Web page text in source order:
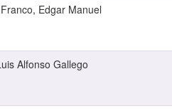
Edgar Manuel
Alfonso Gallego